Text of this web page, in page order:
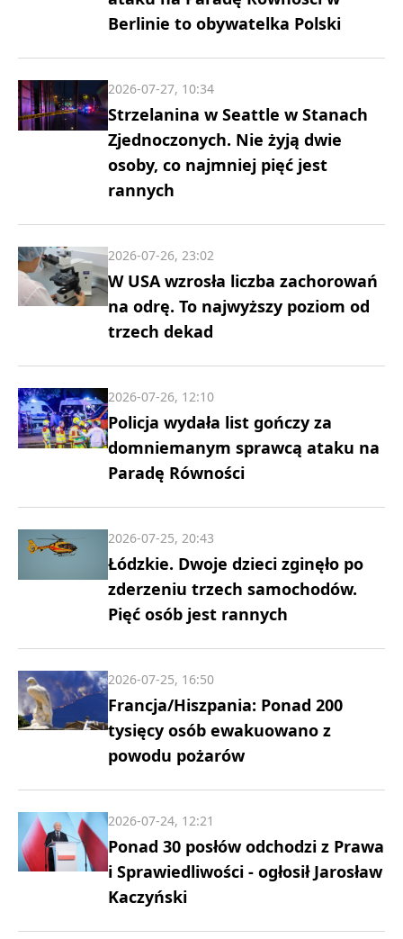
Berlinie to obywatelka Polski
Strzelanina w Seattle w Stanach
Zjednoczonych. Nie żyją dwie
osoby, co najmniej pięć jest
rannych
2026-07-27, 10:34
W USA wzrosła liczba zachorowań
na odrę. To najwyższy poziom od
trzech dekad
2026-07-26, 23:02
Policja wydała list gończy za
domniemanym sprawcą ataku na
Paradę Równości
2026-07-26, 12:10
Łódzkie. Dwoje dzieci zginęło po
zderzeniu trzech samochodów.
Pięć osób jest rannych
2026-07-25, 20:43
Francja/Hiszpania: Ponad 200
tysięcy osób ewakuowano z
powodu pożarów
2026-07-25, 16:50
Ponad 30 posłów odchodzi z Prawa
i Sprawiedliwości - ogłosił Jarosław
Kaczyński
2026-07-24, 12:21